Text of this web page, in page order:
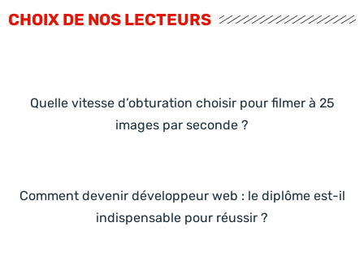
CHOIX DE NOS LECTEURS
Quelle vitesse d’obturation choisir pour filmer à 25
images par seconde ?
Comment devenir développeur web : le diplôme est-il
indispensable pour réussir ?